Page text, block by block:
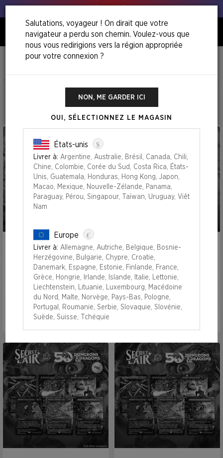
0
Accueil Dungeons & Dragons 50th Anniversary Superdrop
Dungeons & Dragons 50th
Anniversary Superdrop
Secret Lair x Dungeons &
Dragons®: Death Is in the
Eyes of the Beholder I Foil…
PLUS DISPONIBLE
Secret Lair x Dungeons &
Dragons®: Death Is in the
Eyes of the Beholder I
Salutations, voyageur ! On dirait que votre
navigateur a perdu son chemin. Voulez-vous que
nous vous redirigions vers la région appropriée
pour votre connexion ?
NON, ME GARDER ICI
OUI, SÉLECTIONNEZ LE MAGASIN
États-unis $
Livrer à: Argentine, Australie, Brésil, Canada, Chili,
Chine, Colombie, Corée du Sud, Costa Rica, États-
Unis, Guatemala, Honduras, Hong Kong, Japon,
Macao, Mexique, Nouvelle-Zélande, Panama,
Paraguay, Pérou, Singapour, Taïwan, Uruguay, Viêt
Nam
Europe €
Livrer à: Allemagne, Autriche, Belgique, Bosnie-
Herzégovine, Bulgarie, Chypre, Croatie,
Danemark, Espagne, Estonie, Finlande, France,
Grèce, Hongrie, Irlande, Islande, Italie, Lettonie,
Liechtenstein, Lituanie, Luxembourg, Macédoine
du Nord, Malte, Norvège, Pays-Bas, Pologne,
Portugal, Roumanie, Serbie, Slovaquie, Slovénie,
Suède, Suisse, Tchéquie